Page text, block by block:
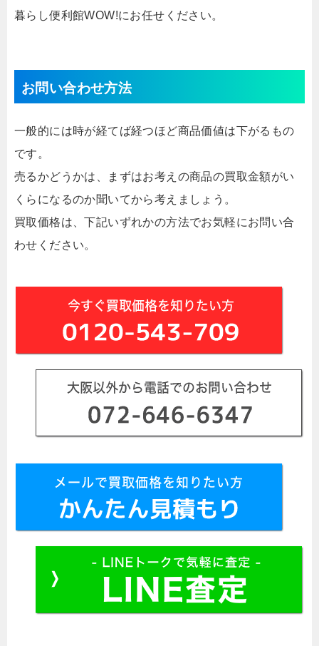
暮らし便利館WOW!にお任せください。
お問い合わせ方法
一般的には時が経てば経つほど商品価値は下がるもの
です。
売るかどうかは、まずはお考えの商品の買取金額がい
くらになるのか聞いてから考えましょう。
買取価格は、下記いずれかの方法でお気軽にお問い合
わせください。